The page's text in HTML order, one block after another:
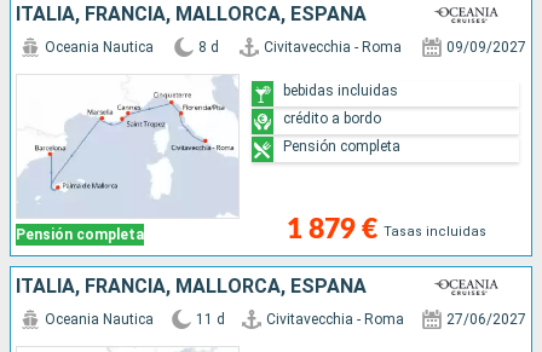
ITALIA, FRANCIA, MALLORCA, ESPAÑA
Pensión completa
Oceania Nautica 8 d Civitavecchia - Roma 09/09/2027
1 879 € Tasas incluidas
bebidas incluidas
crédito a bordo
Pensión completa
ITALIA, FRANCIA, MALLORCA, ESPAÑA
Oceania Nautica 11 d Civitavecchia - Roma 27/06/2027